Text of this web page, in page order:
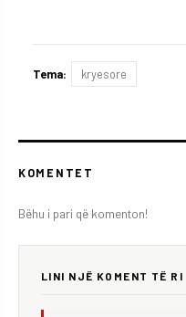
Tema: kryesore
KOMENTET
Bëhu i pari që komenton!
LINI NJË KOMENT TË RI